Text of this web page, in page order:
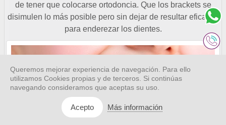
de tener que colocarse ortodoncia. Que los brackets se
disimulen lo más posible pero sin dejar de resultar eficaces
para enderezar los dientes.
Queremos mejorar experiencia de navegación. Para ello
utilizamos Cookies propias y de terceros. Si continúas
navegando consideramos que aceptas su uso.
Acepto Más información